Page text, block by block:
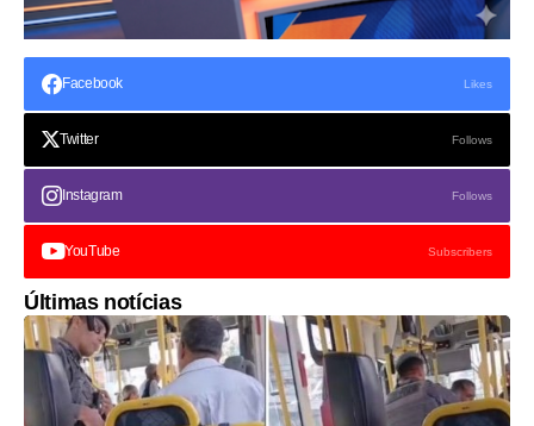
Facebook Likes
Twitter Follows
Instagram Follows
YouTube Subscribers
Últimas notícias